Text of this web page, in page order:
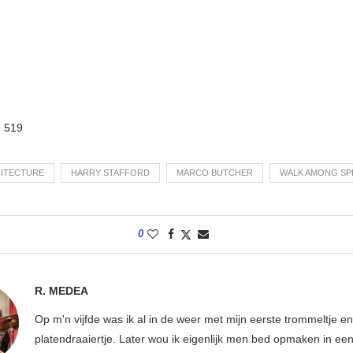
519
HARRY STAFFORD MARCO BUTCHER WALK AMONG
0
R. MEDEA
Op m'n vijfde was ik al in de weer met mijn eerste trommeltje
platendraaiertje. Later wou ik eigenlijk men bed opmaken in een